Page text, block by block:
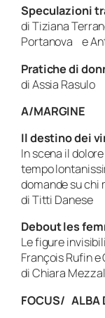
Speculazioni
di Tiziana
Portanova e
Pratiche di
di Assia
A/MARGINE
Il destino dei
In scena il
tempo
domande su chi
di Titti Danese
Debout les
Le figure
François Rufin e
di Chiara
FOCUS/ ALBA